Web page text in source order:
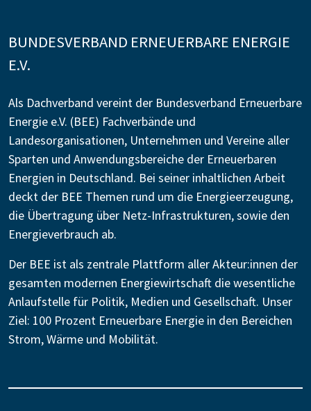
BUNDESVERBAND ERNEUERBARE ENERGIE
E.V.
Als Dachverband vereint der Bundesverband Erneuerbare
Energie e.V. (BEE) Fachverbände und
Landesorganisationen, Unternehmen und Vereine aller
Sparten und Anwendungsbereiche der Erneuerbaren
Energien in Deutschland. Bei seiner inhaltlichen Arbeit
deckt der BEE Themen rund um die Energieerzeugung,
die Übertragung über Netz-Infrastrukturen, sowie den
Energieverbrauch ab.
Der BEE ist als zentrale Plattform aller Akteur:innen der
gesamten modernen Energiewirtschaft die wesentliche
Anlaufstelle für Politik, Medien und Gesellschaft. Unser
Ziel: 100 Prozent Erneuerbare Energie in den Bereichen
Strom, Wärme und Mobilität.